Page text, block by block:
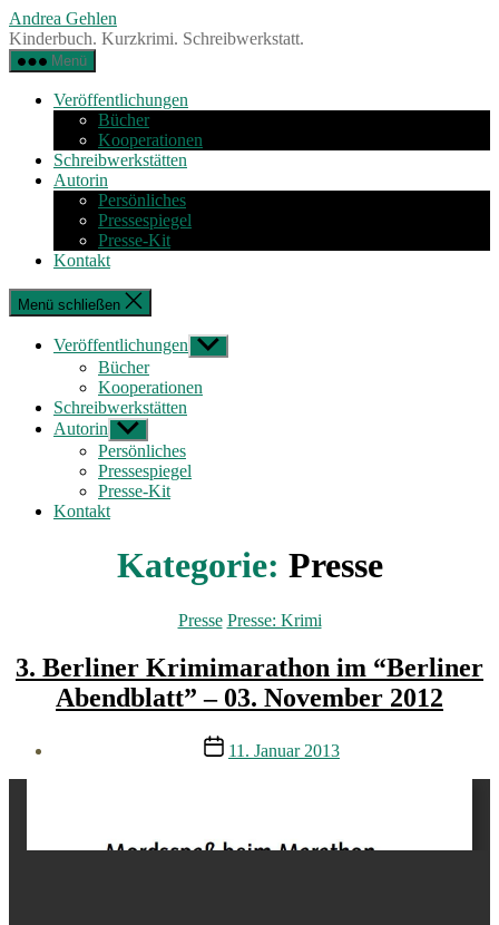
Zum
Inhalt
springen
Andrea Gehlen
Kinderbuch. Kurzkrimi. Schreibwerkstatt.
Menü
Veröffentlichungen
Bücher
Kooperationen
Schreibwerkstätten
Autorin
Persönliches
Pressespiegel
Presse-Kit
Kontakt
Menü schließen
Veröffentlichungen Untermenü
anzeigen
Bücher
Kooperationen
Schreibwerkstätten
Autorin Untermenü
anzeigen
Persönliches
Pressespiegel
Presse-Kit
Kontakt
Kategorie: Presse
Kategorien
Presse Presse: Krimi
3. Berliner Krimimarathon im “Berliner
Abendblatt” – 03. November 2012
Veröffentlichungsdatum
11. Januar 2013